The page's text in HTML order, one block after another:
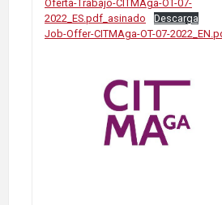
Oferta-Trabajo-CITMAga-OT-07-
2022_ES.pdf_asinado
Descarga
Job-Offer-CITMAga-OT-07-